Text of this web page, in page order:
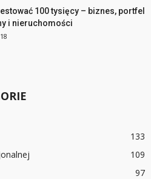
100 tysięcy – biznes, portfel
i nieruchomości
133
109
97